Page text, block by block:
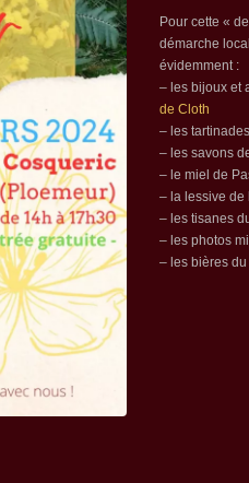
Pour cette «
démarche
évidemment :
– les bijoux et
de Cloth
– les
– les savons
– le miel de
– la lessive de
– les tisanes
– les photos
– les bières du